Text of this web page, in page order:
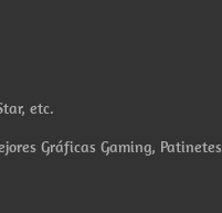
etc.
Gráficas Gaming, Patinetes